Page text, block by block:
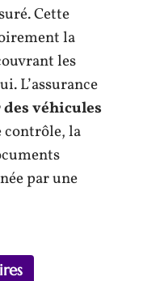
Cette
la
les
L’assurance
véhicules
contrôle, la
par une